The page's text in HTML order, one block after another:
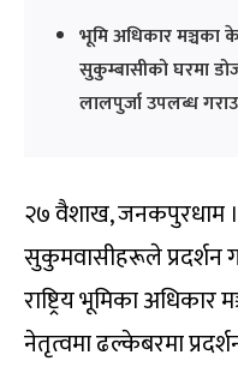
भूमि अधिकार मञ्चका
सुकुम्बासीको घरमा
लालपुर्जा उपलब्ध
२७ वैशाख, जनकपुरधाम
सुकुमवासीहरूले
राष्ट्रिय भूमिका अधिकार
नेतृत्वमा ढल्केबरमा